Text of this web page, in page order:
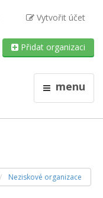
Vytvořit účet
Přidat organizaci
menu
Neziskové organizace